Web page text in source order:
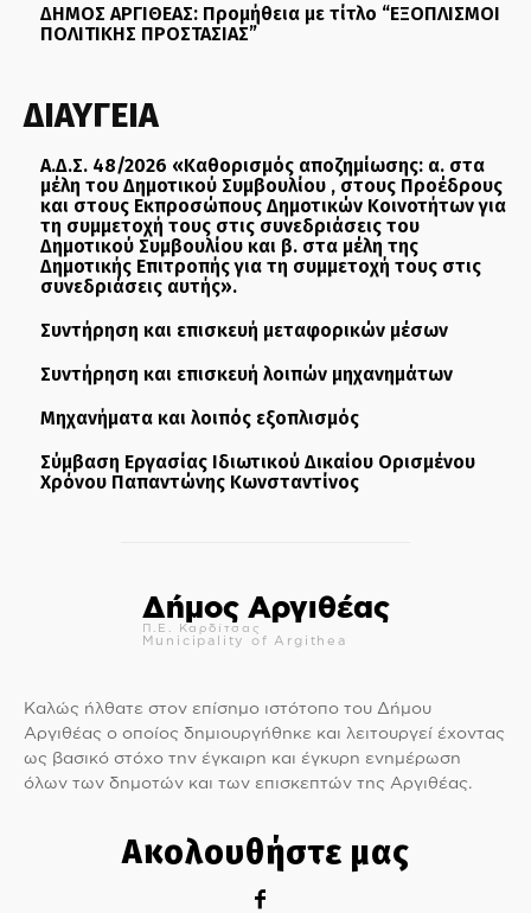
ΔΗΜΟΣ ΑΡΓΙΘΕΑΣ: Προμήθεια με τίτλο “ΕΞΟΠΛΙΣΜΟΙ
ΠΟΛΙΤΙΚΗΣ ΠΡΟΣΤΑΣΙΑΣ”
ΔΙΑΥΓΕΙΑ
Α.Δ.Σ. 48/2026 «Καθορισμός αποζημίωσης: α. στα
μέλη του Δημοτικού Συμβουλίου , στους Προέδρους
και στους Εκπροσώπους Δημοτικών Κοινοτήτων για
τη συμμετοχή τους στις συνεδριάσεις του
Δημοτικού Συμβουλίου και β. στα μέλη της
Δημοτικής Επιτροπής για τη συμμετοχή τους στις
συνεδριάσεις αυτής».
Συντήρηση και επισκευή μεταφορικών μέσων
Συντήρηση και επισκευή λοιπών μηχανημάτων
Μηχανήματα και λοιπός εξοπλισμός
Σύμβαση Εργασίας Ιδιωτικού Δικαίου Ορισμένου
Χρόνου Παπαντώνης Κωνσταντίνος
Δήμος Αργιθέας
Π.Ε. Καρδίτσας
Municipality of Argithea
Καλώς ήλθατε στον επίσημο ιστότοπο του Δήμου
Αργιθέας ο οποίος δημιουργήθηκε και λειτουργεί έχοντας
ως βασικό στόχο την έγκαιρη και έγκυρη ενημέρωση
όλων των δημοτών και των επισκεπτών της Αργιθέας.
Ακολουθήστε μας